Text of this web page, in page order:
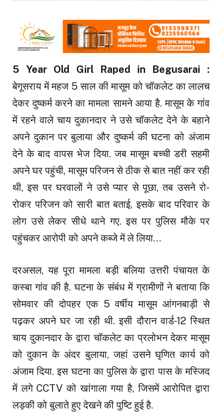
5 Year Old Girl Raped in Begusarai :
बेगूसराय में महज 5 साल की मासूम को चॉकलेट का लालच
देकर दुष्कर्म करने का मामला सामने आया है. मासूम के गांव
में रहने वाले चाय दुकानदार ने उसे चॉकलेट देने के बहाने
अपने दुकान पर बुलाया और दुष्कर्म की घटना को अंजाम
देने के बाद वापस भेज दिया. जब मासूम बच्ची डरी सहमी
अपने घर पहुंची, मासूम परिजन से ठीक से बात नहीं कर रही
थी, इस पर घरवालों ने उसे प्यार से पूछा, तब उसने रो-
रोकर परिजन को सारी बात बताई, इसके बाद परिवार के
लोग उसे लेकर सीधे थाने गए. इस पर पुलिस मौके पर
पहुंचकर आरोपी को अपने कब्जे में ले लिया…
दरअसल, यह पूरा मामला बड़ी बलिया उत्तरी पंचायत के
कस्बा गांव की है. घटना के संबंध में ग्रामीणों ने बताया कि
सोमवार की दोपहर एक 5 वर्षीय मासूम आंगनबाड़ी से
पढ़कर अपने घर जा रही थी. इसी दौरान वार्ड-12 स्थित
चाय दुकानदार के द्वारा चॉकलेट का प्रलोभन देकर मासूम
को दुकान के अंदर बुलाया, जहां उसने घृणित कार्य को
अंजाम दिया. इस घटना का पुलिस के द्वारा पास के मस्जिद
में लगे CCTV को खांगाला गया है, जिसमें आरोपित द्वारा
लड़की को बुलाते हुए देखने की पुष्टि हुई है.